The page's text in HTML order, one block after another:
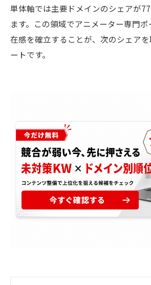
単体軸では主要ドメインのシェアが
ます。この領域でアニメーター専門
在感を確立することが、次のシェア
ートです。